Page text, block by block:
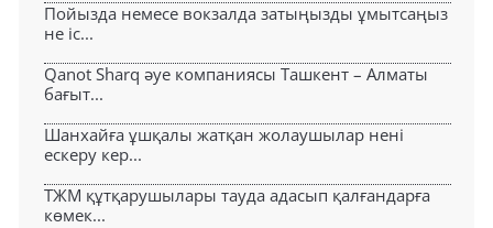
Пойызда немесе вокзалда затыңызды ұмытсаңыз
не іс...
Qanot Sharq әуе компаниясы Ташкент – Алматы
бағыт...
Шанхайға ұшқалы жатқан жолаушылар нені
ескеру кер...
ТЖМ құтқарушылары тауда адасып қалғандарға
көмек...